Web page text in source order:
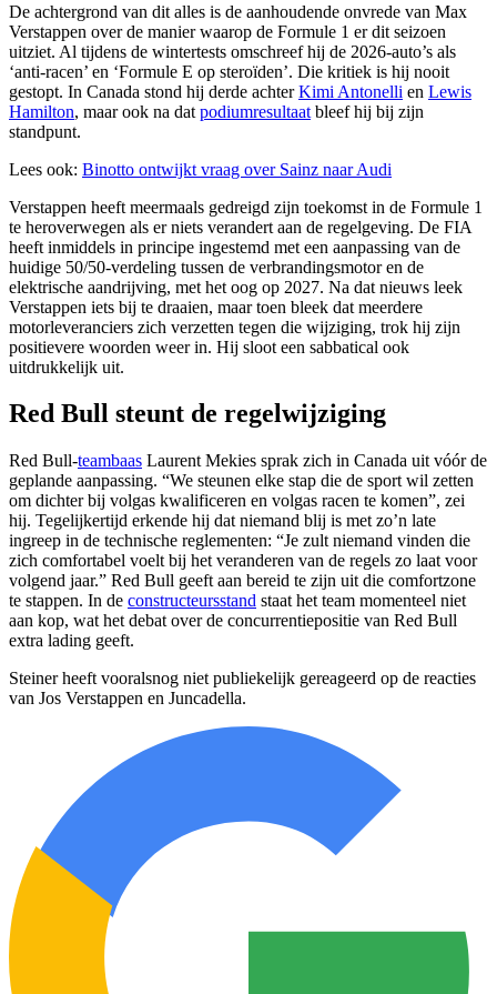
De achtergrond van dit alles is de aanhoudende onvrede van Max
Verstappen over de manier waarop de Formule 1 er dit seizoen
uitziet. Al tijdens de wintertests omschreef hij de 2026-auto’s als
‘anti-racen’ en ‘Formule E op steroïden’. Die kritiek is hij nooit
gestopt. In Canada stond hij derde achterKimi Antonelli en Lewis
Hamilton, maar ook na dat podiumresultaat bleef hij bij zijn
standpunt.
Lees ook: Binotto ontwijkt vraag over Sainz naar Audi
Verstappen heeft meermaals gedreigd zijn toekomst in de Formule 1
te heroverwegen als er niets verandert aan de regelgeving. De FIA
heeft inmiddels in principe ingestemd met een aanpassing van de
huidige 50/50-verdeling tussen de verbrandingsmotor en de
elektrische aandrijving, met het oog op 2027. Na dat nieuws leek
Verstappen iets bij te draaien, maar toen bleek dat meerdere
motorleveranciers zich verzetten tegen die wijziging, trok hij zijn
positievere woorden weer in. Hij sloot een sabbatical ook
uitdrukkelijk uit.
Red Bull steunt de regelwijziging
Red Bull-teambaas Laurent Mekies sprak zich in Canada uit vóór de
geplande aanpassing. “We steunen elke stap die de sport wil zetten
om dichter bij volgas kwalificeren en volgas racen te komen”, zei
hij. Tegelijkertijd erkende hij dat niemand blij is met zo’n late
ingreep in de technische reglementen: “Je zult niemand vinden die
zich comfortabel voelt bij het veranderen van de regels zo laat voor
volgend jaar.” Red Bull geeft aan bereid te zijn uit die comfortzone
te stappen. In de constructeursstand staat het team momenteel niet
aan kop, wat het debat over de concurrentiepositie van Red Bull
extra lading geeft.
Steiner heeft vooralsnog niet publiekelijk gereageerd op de reacties
van Jos Verstappen en Juncadella.